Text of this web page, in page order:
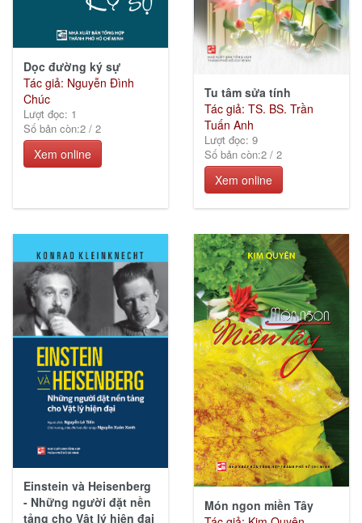
Dọc đường ký sự
Tác giả: Nguyễn Đình
Chúc
Lượt đọc: 1
Số bản còn:2/2
Xem online
Tu tâm sửa tính
Tác giả: TS. BS. Trần
Tuấn Anh
Lượt đọc: 9
Số bản còn:2/2
Xem online
Einstein và Heisenberg
- Những người đặt nền
tảng cho Vật lý hiện đại
Món ngon miền Tây